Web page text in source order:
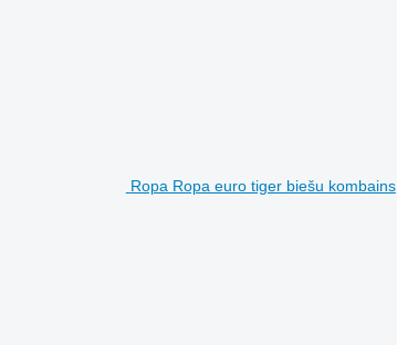
Ropa Ropa euro tiger biešu kombains